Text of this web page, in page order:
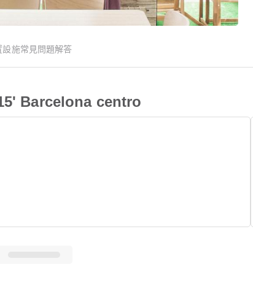
設施常見問題解答
Barcelona centro